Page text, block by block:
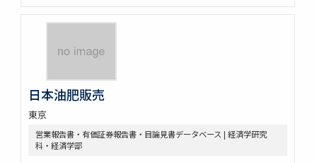
日本油肥販売
東京
営業報告書・有価証券報告書・目論見書データベース | 経済学研究
科・経済学部